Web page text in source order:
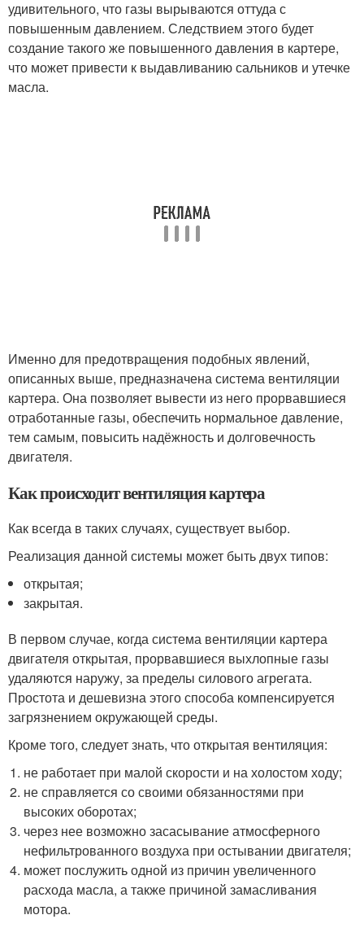
удивительного, что газы вырываются оттуда с
повышенным давлением. Следствием этого будет
создание такого же повышенного давления в картере,
что может привести к выдавливанию сальников и утечке
масла.
Именно для предотвращения подобных явлений,
описанных выше, предназначена система вентиляции
картера. Она позволяет вывести из него прорвавшиеся
отработанные газы, обеспечить нормальное давление,
тем самым, повысить надёжность и долговечность
двигателя.
Как происходит вентиляция картера
Как всегда в таких случаях, существует выбор.
Реализация данной системы может быть двух типов:
открытая;
закрытая.
В первом случае, когда система вентиляции картера
двигателя открытая, прорвавшиеся выхлопные газы
удаляются наружу, за пределы силового агрегата.
Простота и дешевизна этого способа компенсируется
загрязнением окружающей среды.
Кроме того, следует знать, что открытая вентиляция:
не работает при малой скорости и на холостом ходу;
не справляется со своими обязанностями при
высоких оборотах;
через нее возможно засасывание атмосферного
нефильтрованного воздуха при остывании двигателя;
может послужить одной из причин увеличенного
расхода масла, а также причиной замасливания
мотора.